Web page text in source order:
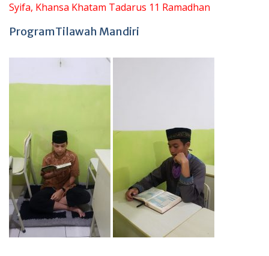
Syifa, Khansa Khatam Tadarus 11 Ramadhan
ProgramTilawah Mandiri